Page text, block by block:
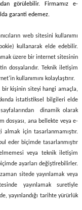
görülebilir. Firmamız e-
garanti edemez.
web sitesini kullanımı
kullanarak elde edebilir.
üzere bir internet sitesinin
dosyalarıdır. Teknik iletişim
kullanımını kolaylaştırır.
kişinin siteyi hangi amaçla,
istatistiksel bilgileri elde
dinamik olarak
dosyası, ana bellekte veya e-
almak için tasarlanmamıştır.
eder biçimde tasarlanmıştır
veya teknik iletişim
ayarları değiştirebilirler.
sitede yayınlamak veya
yayınlamak suretiyle
yayınlandığı tarihte yürürlük